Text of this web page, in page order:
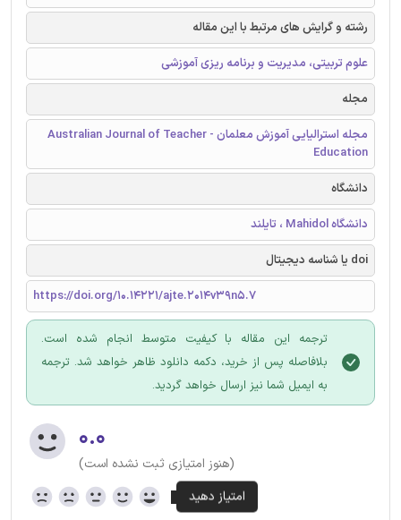
رشته و گرایش های مرتبط با این مقاله
علوم تربیتی، مدیریت و برنامه ریزی آموزشی
مجله
مجله استرالیایی آموزش معلمان - Australian Journal of Teacher
Education
دانشگاه
دانشگاه Mahidol ، تایلند
doi یا شناسه دیجیتال
https://doi.org/10.14221/ajte.2014v39n5.7
ترجمه این مقاله با کیفیت متوسط انجام شده است.
بلافاصله پس از خرید، دکمه دانلود ظاهر خواهد شد. ترجمه
به ایمیل شما نیز ارسال خواهد گردید.
۰.۰
(هنوز امتیازی ثبت نشده است)